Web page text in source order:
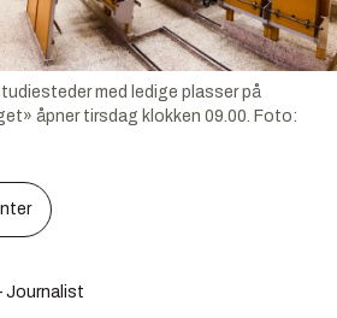
med ledige plasser på
åpner tirsdag klokken 09.00. Foto:
Journalist